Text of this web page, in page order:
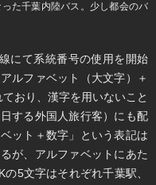
た千葉内陸バス。少し都会のバ
にて系統番号の使用を開始
ルファベット（大文字）＋
おり、漢字を用いないこと
する外国人旅行客）にも配
ット＋数字」という表記は
が、アルファベットにあた
5文字はそれぞれ千葉駅、